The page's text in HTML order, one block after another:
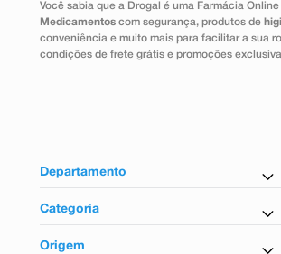
Você sabia que a Drogal é uma Farmácia
Medicamentos com segurança, produtos de
conveniência e muito mais para facilitar a sua
condições de frete grátis e promoções
Departamento
Conveniência
Categoria
Confeitos
Origem
4º
5º